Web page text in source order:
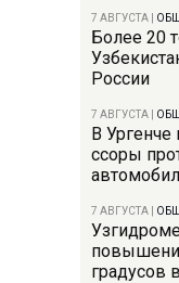
7 АВГУСТА
Более 20
России
7 АВГУСТА
В Ургенче
ссоры
7 АВГУСТА
градусов